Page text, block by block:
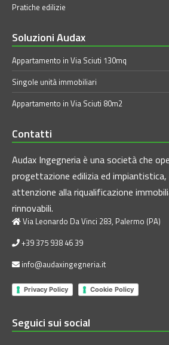
Pratiche edilizie
Soluzioni Audax
Appartamento in Via Sciuti 130mq
Singole unità immobiliari
Appartamento in Via Sciuti 80m2
Contatti
Audax Ingegneria è una società che
progettazione edilizia ed
attenzione alla riqualificazione
rinnovabili.
Via Leonardo Da Vinci 283, Palermo (PA)
+39 375 938 46 39
info@audaxingegneria.it
Privacy Policy Cookie Policy
Seguici sui social